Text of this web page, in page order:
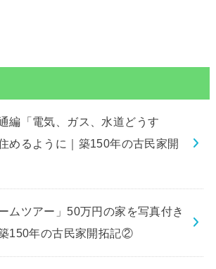
編「電気、ガス、水道どうす
めるように｜築150年の古民家開
ムツアー」50万円の家を写真付き
150年の古民家開拓記②